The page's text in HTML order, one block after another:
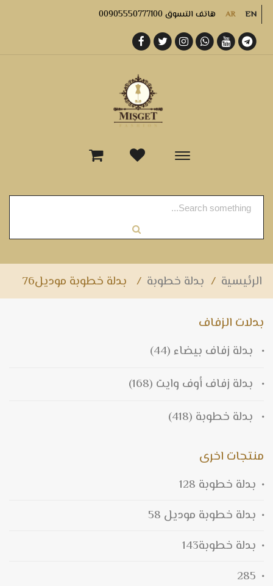
AR EN هاتف التسوق 00905550777100
-
الرئيسية / بدلة خطوبة / بدلة خطوبة موديل76
بدلات الزفاف
بدلة زفاف بيضاء (44)
بدلة زفاف أوف وايت (168)
بدلة خطوبة (418)
منتجات اخرى
بدلة خطوبة 128
بدلة خطوبة موديل 58
بدلة خطوبة143
285